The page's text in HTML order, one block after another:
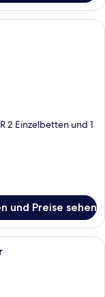
mit Bett,
2 Einzelbetten und 1
und Preise sehen
mit einem Bett,